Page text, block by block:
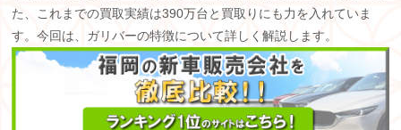
た、これまでの買取実績は390万台と買取りにも力を入れていま
す。今回は、ガリバーの特徴について詳しく解説します。